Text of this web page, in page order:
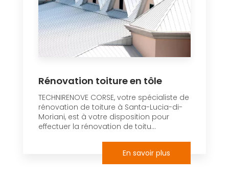
Rénovation toiture en tôle
TECHNIRENOVE CORSE, votre spécialiste de
rénovation de toiture à Santa-Lucia-di-
Moriani, est à votre disposition pour
effectuer la rénovation de toitu...
En savoir plus